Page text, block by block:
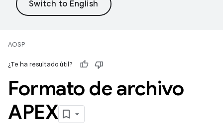
AOSP
¿Te ha resultado útil?
Formato de archivo
APEX